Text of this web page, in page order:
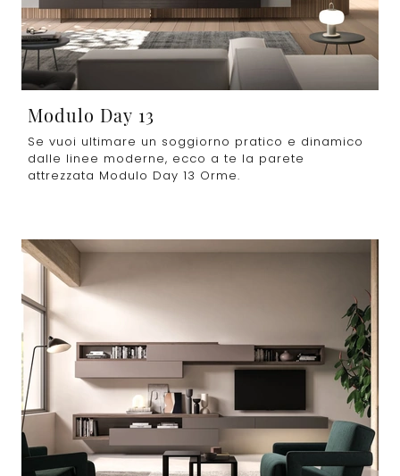
Modulo Day 13
Se vuoi ultimare un soggiorno pratico e dinamico
dalle linee moderne, ecco a te la parete
attrezzata Modulo Day 13 Orme.